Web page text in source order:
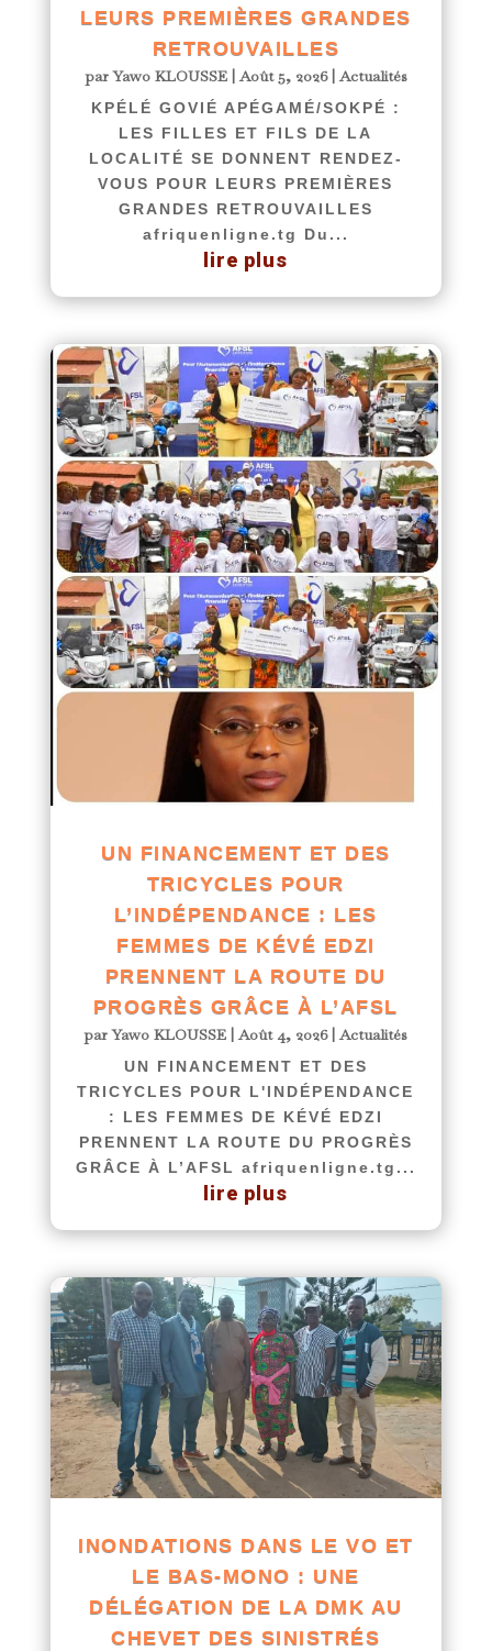
LEURS PREMIÈRES GRANDES
RETROUVAILLES
parYawo KLOUSSE|Août 5, 2026|Actualités
KPÉLÉ GOVIÉ APÉGAMÉ/SOKPÉ :
LES FILLES ET FILS DE LA
LOCALITÉ SE DONNENT RENDEZ-
VOUS POUR LEURS PREMIÈRES
GRANDES RETROUVAILLES
afriquenligne.tg Du...
lire plus
UN FINANCEMENT ET DES
TRICYCLES POUR
L’INDÉPENDANCE : LES
FEMMES DE KÉVÉ EDZI
PRENNENT LA ROUTE DU
PROGRÈS GRÂCE À L’AFSL
parYawo KLOUSSE |Août 4, 2026|Actualités
UN FINANCEMENT ET DES
TRICYCLES POUR L'INDÉPENDANCE
: LES FEMMES DE KÉVÉ EDZI
PRENNENT LA ROUTE DU PROGRÈS
GRÂCE À L’AFSL afriquenligne.tg...
lire plus
INONDATIONS DANS LE VO ET
LE BAS-MONO : UNE
DÉLÉGATION DE LA DMK AU
CHEVET DES SINISTRÉS